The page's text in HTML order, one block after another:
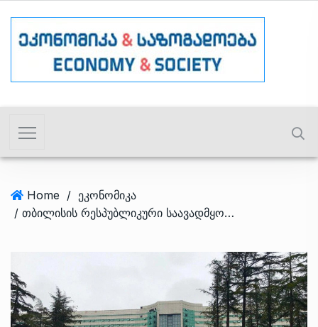
Home / ეკონომიკა
/ თბილისის რესპუბლიკური საავადმყოფოს ბაზაზე ახალი სახელმწიფო კლინიკა აშენდება – ირაკლი ღარიბაშვილი